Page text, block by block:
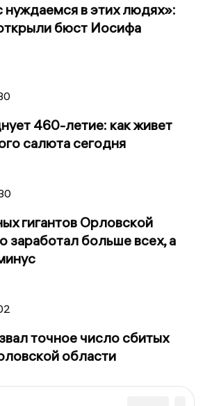
в этих людях»:
бюст Иосифа
460-летие: как живет
салюта сегодня
гигантов Орловской
заработал больше всех, а
точное число сбитых
области